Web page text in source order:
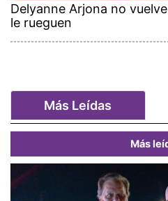
Delyanne Arjona no
le rueguen
Más Leídas
Más